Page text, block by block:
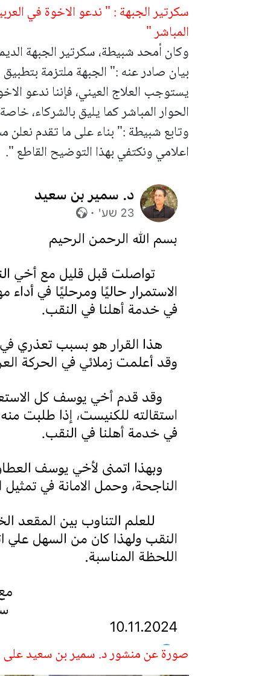
سكرتير الجبهة : " ندعو الاخوة في
المباشر "
وكان أمحد شبيطة، سكرتير الجبهة
بيان صادر عنه :" الجبهة ملتزمة
يستوجب العلاج العيني، فإننا ندعو
الحوار المباشر كما يليق بالشركاء،
وتابع شبيطة :" بناء على ما تقدم نعلن
اعلامي ونكتفي بهذا التوضيح القاطع ".
صورة عن منشور د. سمير بن سعيد